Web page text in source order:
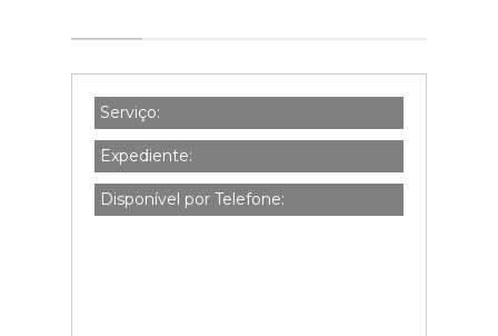
Serviço:
Expediente:
Disponível por Telefone: